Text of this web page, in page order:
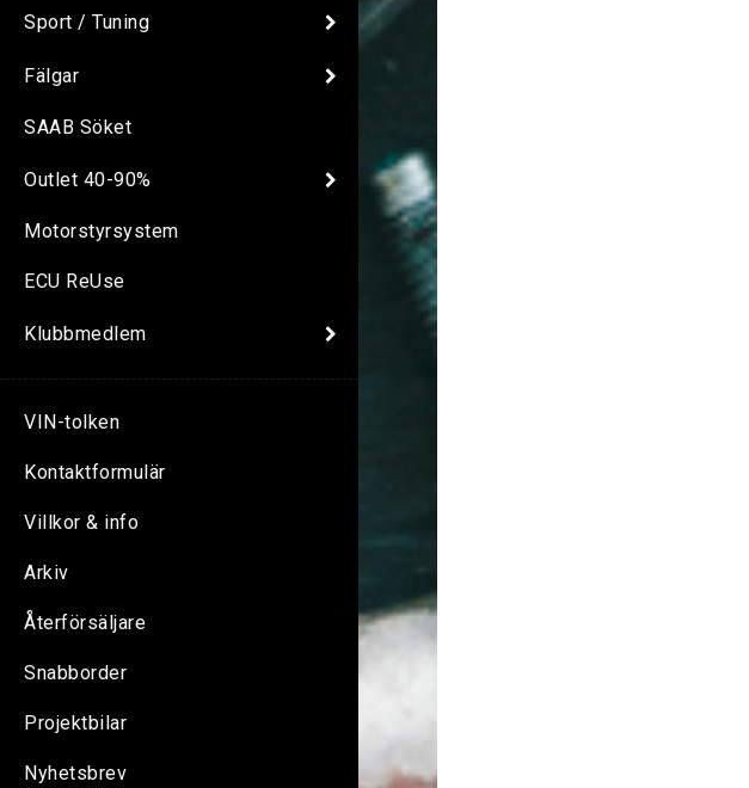
Sport / Tuning
Fälgar
SAAB Söket
Outlet 40-90%
Motorstyrsystem
ECU ReUse
Klubbmedlem
VIN-tolken
Kontaktformulär
Villkor & info
Arkiv
Återförsäljare
Snabborder
Projektbilar
Nyhetsbrev